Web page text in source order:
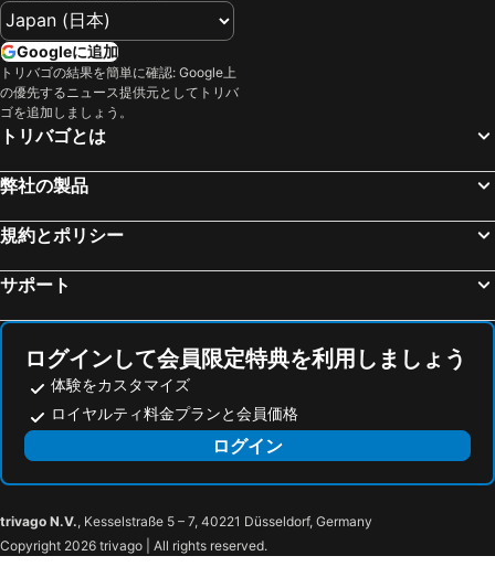
Googleに追加
トリバゴの結果を簡単に確認: Google上
の優先するニュース提供元としてトリバ
ゴを追加しましょう。
トリバゴとは
弊社の製品
規約とポリシー
サポート
ログインして会員限定特典を利用しましょう
体験をカスタマイズ
ロイヤルティ料金プランと会員価格
ログイン
trivago N.V., Kesselstraße 5 – 7, 40221 Düsseldorf, Germany
Copyright 2026 trivago | All rights reserved.